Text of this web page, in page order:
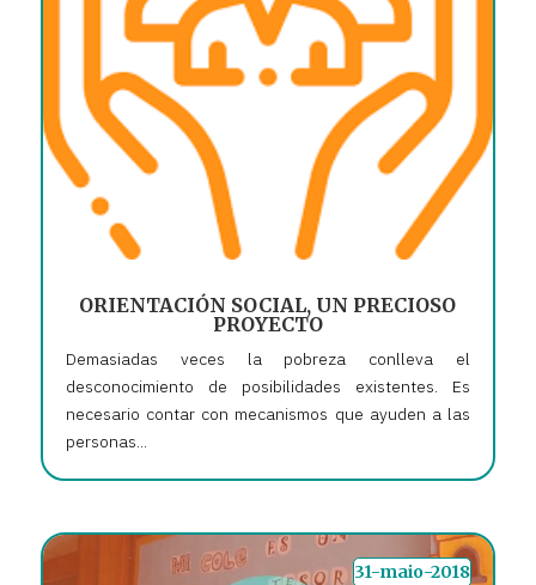
ORIENTACIÓN SOCIAL, UN PRECIOSO
PROYECTO
Demasiadas veces la pobreza conlleva el
desconocimiento de posibilidades existentes. Es
necesario contar con mecanismos que ayuden a las
personas...
31-maio-2018